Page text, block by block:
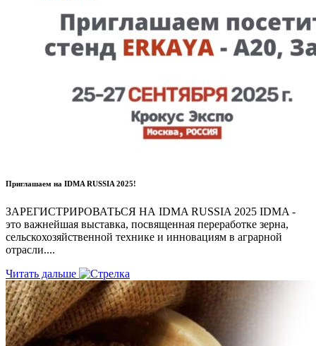
Приглашаем на IDMA RUSSIA 2025!
ЗАРЕГИСТРИРОВАТЬСЯ НА IDMA RUSSIA 2025 IDMA -
это важнейшая выставка, посвященная переработке зерна,
сельскохозяйственной технике и инновациям в аграрной
отрасли....
Читать дальше